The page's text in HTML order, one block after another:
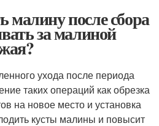
после сбора
за малиной
ухода после периода
таких операций как обрезка
на новое место и установка
кусты малины и повысит